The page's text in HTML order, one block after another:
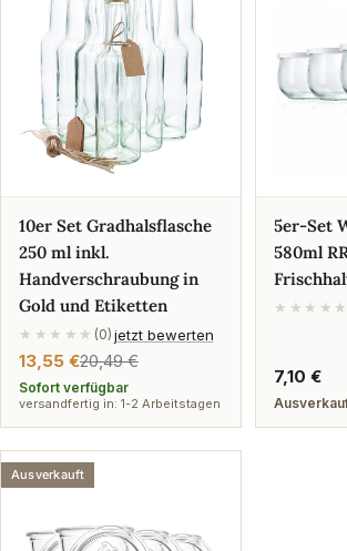
10er Set Gradhalsflasche
250 ml inkl.
Handverschraubung in
Gold und Etiketten
★★★★★ (0) jetzt bewerten
Verkaufspreis
13,55 €
Regulärer
Preis
20,49 €
Sofort verfügbar
versandfertig in: 1-2 Arbeitstagen
5er-Set
580ml
★★★★★
Regulärer
Preis
7,10 €
Ausverkauft